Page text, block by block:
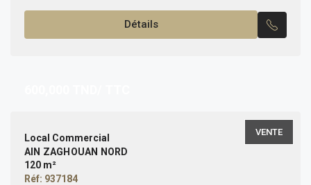
bien pour un usage d’habitation que...
Détails
VENTE
Local Commercial
AIN ZAGHOUAN NORD
120 m²
Réf: 937184